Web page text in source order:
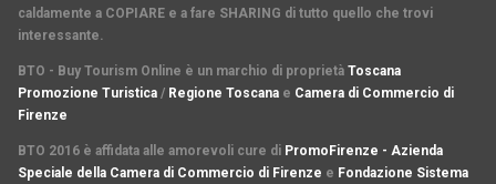
caldamente a COPIARE e a fare SHARING di tutto quello che trovi
interessante.
BTO - Buy Tourism Online è un marchio di proprietà Toscana
Promozione Turistica / Regione Toscana e Camera di Commercio di
Firenze
BTO 2016 è affidata alle amorevoli cure di PromoFirenze - Azienda
Speciale della Camera di Commercio di Firenze e Fondazione Sistema